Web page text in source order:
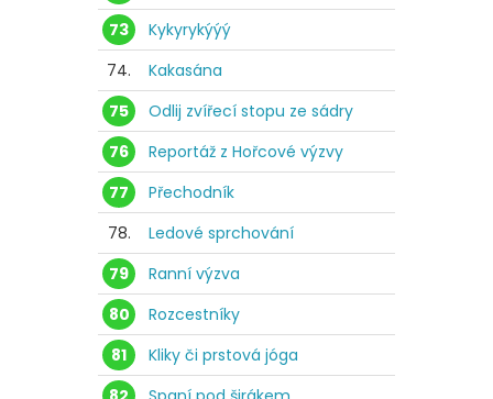
73
Kykyrykýýý
74.
Kakasána
75
Odlij zvířecí stopu ze sádry
76
Reportáž z Hořcové výzvy
77
Přechodník
78.
Ledové sprchování
79
Ranní výzva
80
Rozcestníky
81
Kliky či prstová jóga